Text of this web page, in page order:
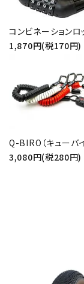
コンビネーションロ
1,870円(税170円)
Q-BIRO（キューバ
3,080円(税280円)